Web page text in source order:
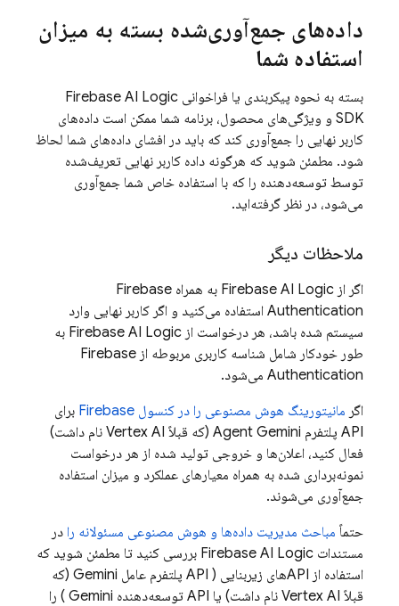
داده‌های جمع‌آوری‌شده بسته به میزان
استفاده شما
بسته به نحوه پیکربندی یا فراخوانی Firebase AI Logic
SDK و ویژگی‌های محصول، برنامه شما ممکن است داده‌های
کاربر نهایی را جمع‌آوری کند که باید در افشای داده‌های شما لحاظ
شود. مطمئن شوید که هرگونه داده کاربر نهایی تعریف‌شده
توسط توسعه‌دهنده را که با استفاده خاص شما جمع‌آوری
می‌شود، در نظر گرفته‌اید.
ملاحظات دیگر
اگر از Firebase AI Logic به همراه Firebase
Authentication استفاده می‌کنید و اگر کاربر نهایی وارد
سیستم شده باشد، هر درخواست از Firebase AI Logic به
طور خودکار شامل شناسه کاربری مربوطه از Firebase
Authentication می‌شود.
اگر مانیتورینگ هوش مصنوعی را در کنسول Firebase برای
API پلتفرم Agent Gemini (که قبلاً Vertex AI نام داشت)
فعال کنید، اعلان‌ها و خروجی تولید شده از هر درخواست
نمونه‌برداری شده به همراه معیارهای عملکرد و میزان استفاده
جمع‌آوری می‌شوند.
حتماً مباحث مدیریت داده‌ها و هوش مصنوعی مسئولانه را در
مستندات Firebase AI Logic بررسی کنید تا مطمئن شوید که
استفاده از APIهای زیربنایی (
API پلتفرم عامل
Gemini (که
قبلاً Vertex AI نام داشت)
یا API توسعه‌دهنده Gemini
) را